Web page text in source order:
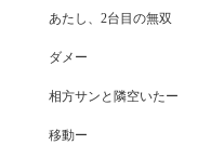
あたし、2台目の無双
ダメー
相方サンと隣空いたー
移動ー